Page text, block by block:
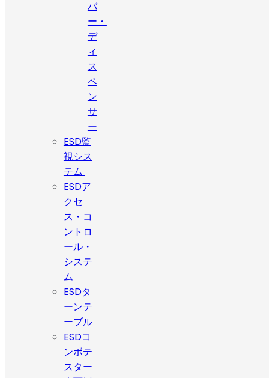
バ
ー・
デ
ィ
ス
ペ
ン
サ
ー
ESD監
視シス
テム
ESDア
クセ
ス・コ
ントロ
ール・
システ
ム
ESDタ
ーンテ
ーブル
ESDコ
ンボテ
スター